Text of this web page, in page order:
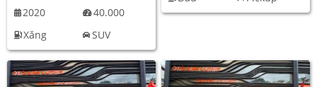
2020
40.000
Xăng
SUV